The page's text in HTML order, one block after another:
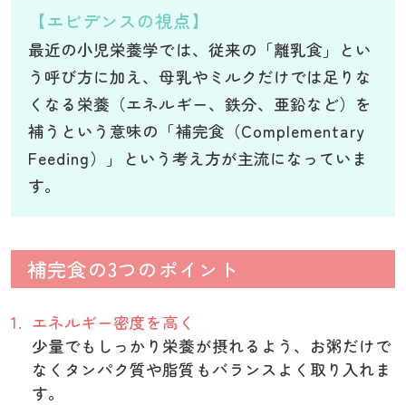
【エビデンスの視点】
最近の小児栄養学では、従来の「離乳食」とい
う呼び方に加え、母乳やミルクだけでは足りな
くなる栄養（エネルギー、鉄分、亜鉛など）を
補うという意味の「補完食（Complementary
Feeding）」という考え方が主流になっていま
す。
補完食の3つのポイント
エネルギー密度を高く
少量でもしっかり栄養が摂れるよう、お粥だけで
なくタンパク質や脂質もバランスよく取り入れま
す。